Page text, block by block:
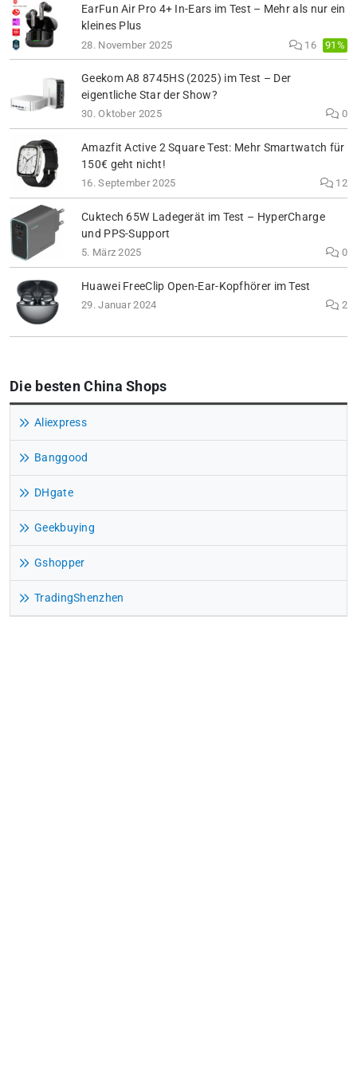
EarFun Air Pro 4+ In-Ears im Test – Mehr als nur ein
kleines Plus
28. November 2025 16 91%
Geekom A8 8745HS (2025) im Test – Der
eigentliche Star der Show?
30. Oktober 2025 0
Amazfit Active 2 Square Test: Mehr Smartwatch für
150€ geht nicht!
16. September 2025 12
Cuktech 65W Ladegerät im Test – HyperCharge
und PPS-Support
5. März 2025 0
Huawei FreeClip Open-Ear-Kopfhörer im Test
29. Januar 2024 2
Die besten China Shops
Aliexpress
Banggood
DHgate
Geekbuying
Gshopper
TradingShenzhen